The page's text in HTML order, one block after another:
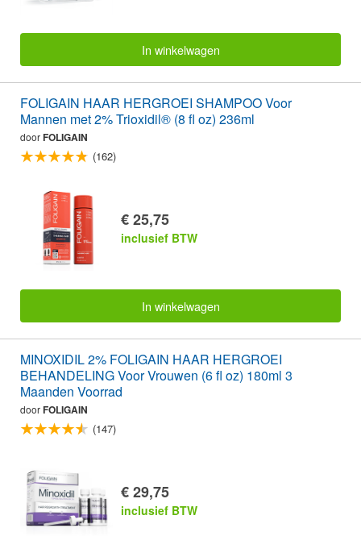
In winkelwagen
FOLIGAIN HAAR HERGROEI SHAMPOO Voor
Mannen met 2% Trioxidil® (8 fl oz) 236ml
doorFOLIGAIN
(162)
€ 25,75
inclusief BTW
In winkelwagen
MINOXIDIL 2% FOLIGAIN HAAR HERGROEI
BEHANDELING Voor Vrouwen (6 fl oz) 180ml 3
Maanden Voorrad
doorFOLIGAIN
(147)
€ 29,75
inclusief BTW